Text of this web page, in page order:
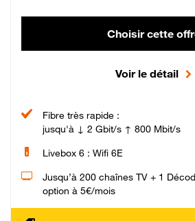
Choisir cette
Voir le détail
Fibre très rapide :
jusqu'à ↓ 2 Gbit/s ↑ 800 Mbit/s
Livebox 6 : Wifi 6E
Jusqu’à 200 chaînes TV + 1
option à 5€/mois